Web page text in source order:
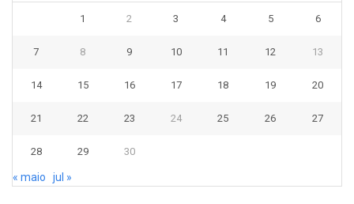
1 2 3 4 5 6
7 8 9 10 11 12 13
14 15 16 17 18 19 20
21 22 23 24 25 26 27
28 29 30
« maio jul »